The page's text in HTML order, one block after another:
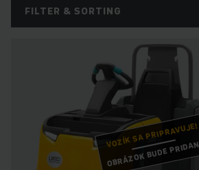
FILTER & SORTING
VOZÍK SA PRIPRAVUJE!
OBRÁZOK BUDE